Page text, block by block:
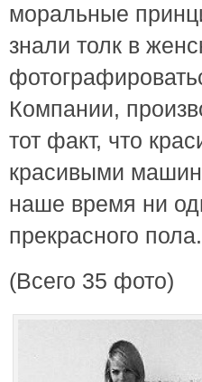
моральные
знали толк в
Компании,
тот факт, что
красивыми
наше время ни
прекрасного пола.
(Всего 35 фото)